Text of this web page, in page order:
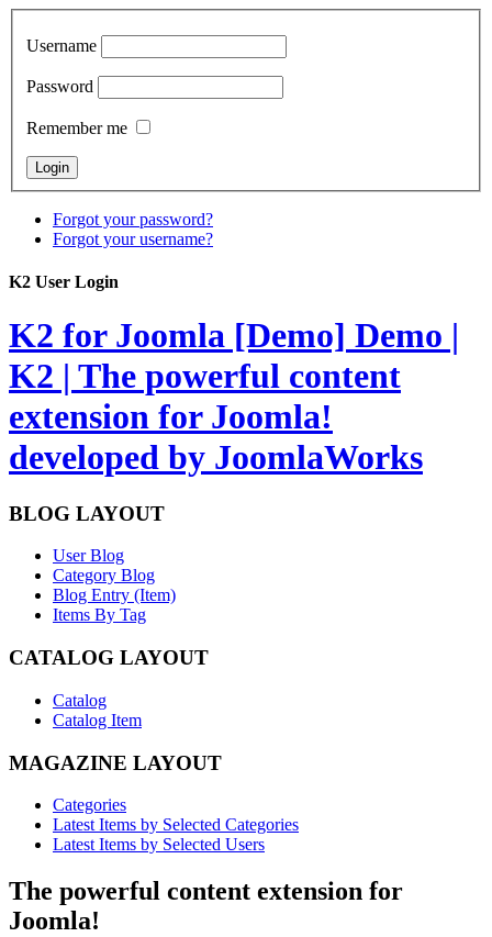
Username
Password
Remember me
Forgot your password?
Forgot your username?
K2 User Login
K2 for Joomla [Demo] Demo |
K2 | The powerful content
extension for Joomla!
developed by JoomlaWorks
BLOG LAYOUT
User Blog
Category Blog
Blog Entry (Item)
Items By Tag
CATALOG LAYOUT
Catalog
Catalog Item
MAGAZINE LAYOUT
Categories
Latest Items by Selected Categories
Latest Items by Selected Users
The powerful content extension for
Joomla!